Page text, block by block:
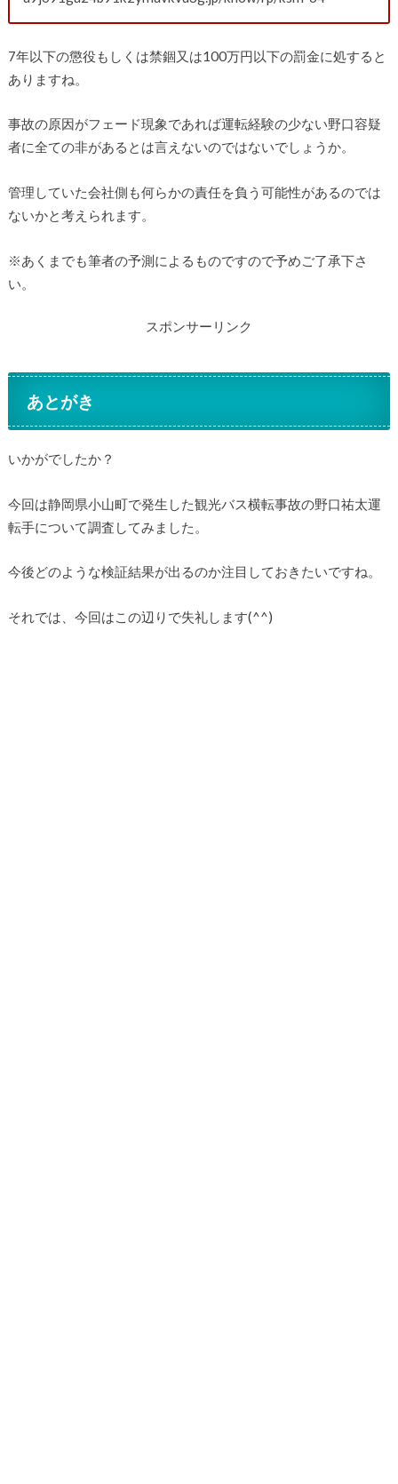
7年以下の懲役もしくは禁錮又は100万円以下の罰金に処すると
ありますね。
事故の原因がフェード現象であれば運転経験の少ない野口容疑
者に全ての非があるとは言えないのではないでしょうか。
管理していた会社側も何らかの責任を負う可能性があるのでは
ないかと考えられます。
※あくまでも筆者の予測によるものですので予めご了承下さ
い。
スポンサーリンク
あとがき
いかがでしたか？
今回は静岡県小山町で発生した観光バス横転事故の野口祐太運
転手について調査してみました。
今後どのような検証結果が出るのか注目しておきたいですね。
それでは、今回はこの辺りで失礼します(^^)